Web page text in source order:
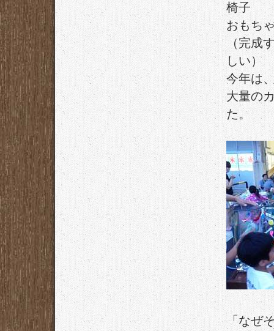
椅子
おもち
（完成
しい）
今年は
大量の
た。
「なぜ